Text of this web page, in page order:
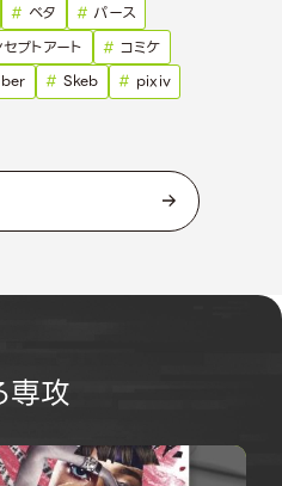
# ベタ # パース
プトアート # コミケ
# Skeb # pixiv
攻